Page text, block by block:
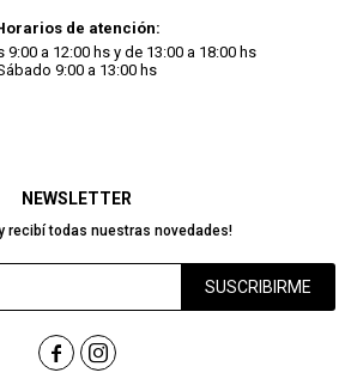
NEWSLETTER
recibí todas nuestras novedades!
SUSCRIBIRME
 
de atención:
9:00 a 12:00 hs y de 13:00 a 18:00 hs
9:00 a 13:00 hs